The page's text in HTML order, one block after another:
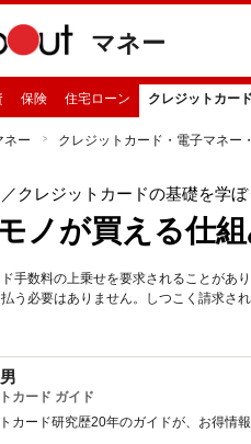
マネー
保険 住宅ローン クレジットカー
ネー クレジットカード・電子マネー
／クレジットカードの基礎を学ぼ
ノが買える仕
手数料の上乗せを要求されることがあ
う必要はありません。しつこく請求さ
カード ガイド
カード研究歴20年のガイドが、お得情